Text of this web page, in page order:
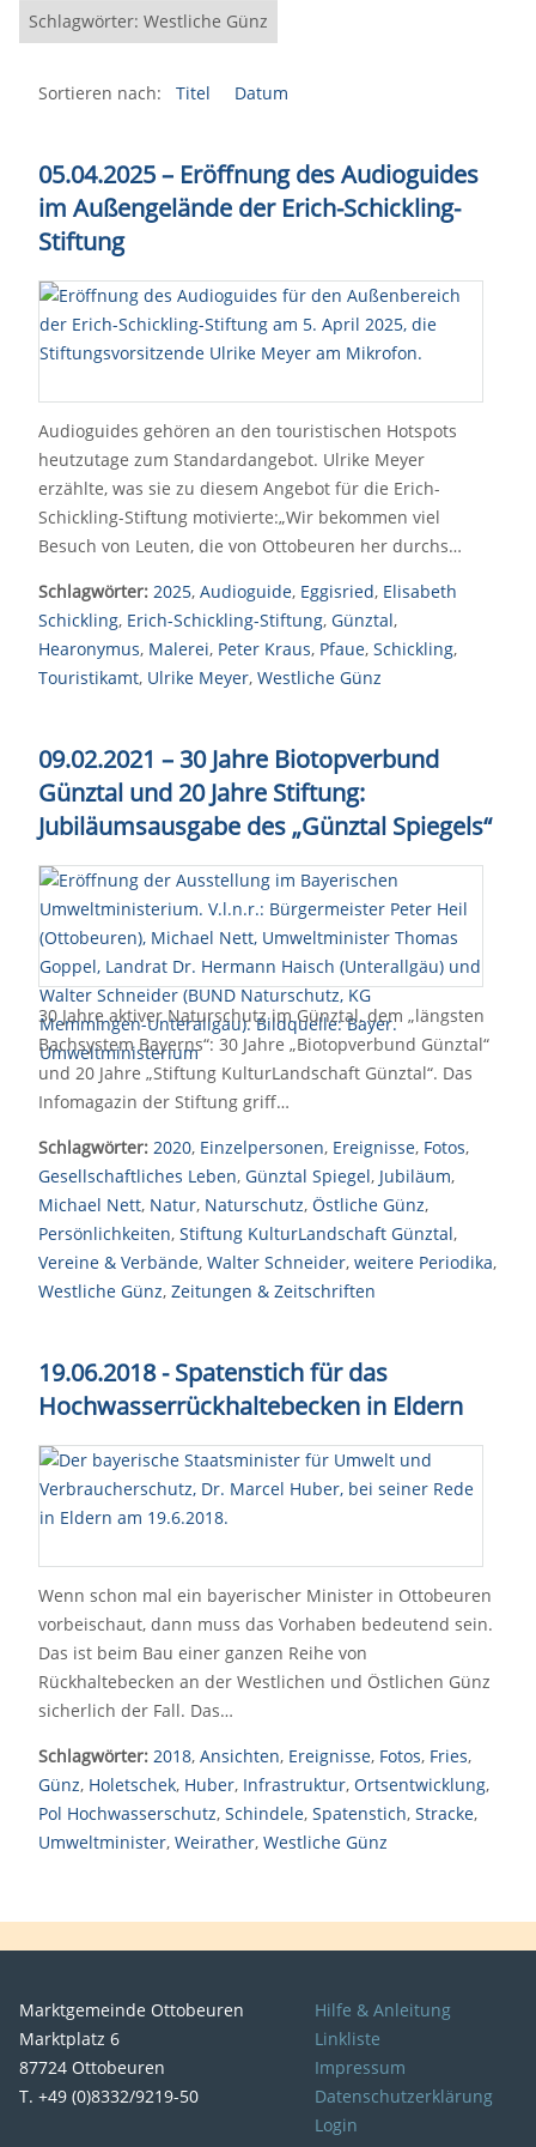
Schlagwörter: Westliche Günz
Sortieren nach: Titel Datum
05.04.2025 – Eröffnung des Audioguides
im Außengelände der Erich-Schickling-
Stiftung
Audioguides gehören an den touristischen Hotspots
heutzutage zum Standardangebot. Ulrike Meyer
erzählte, was sie zu diesem Angebot für die Erich-
Schickling-Stiftung motivierte:„Wir bekommen viel
Besuch von Leuten, die von Ottobeuren her durchs…
Schlagwörter: 2025, Audioguide, Eggisried, Elisabeth
Schickling, Erich-Schickling-Stiftung, Günztal,
Hearonymus, Malerei, Peter Kraus, Pfaue, Schickling,
Touristikamt, Ulrike Meyer, Westliche Günz
09.02.2021 – 30 Jahre Biotopverbund
Günztal und 20 Jahre Stiftung:
Jubiläumsausgabe des „Günztal Spiegels“
30 Jahre aktiver Naturschutz im Günztal, dem „längsten
Bachsystem Bayerns“: 30 Jahre „Biotopverbund Günztal“
und 20 Jahre „Stiftung KulturLandschaft Günztal“. Das
Infomagazin der Stiftung griff…
Schlagwörter: 2020, Einzelpersonen, Ereignisse, Fotos,
Gesellschaftliches Leben, Günztal Spiegel, Jubiläum,
Michael Nett, Natur, Naturschutz, Östliche Günz,
Persönlichkeiten, Stiftung KulturLandschaft Günztal,
Vereine & Verbände, Walter Schneider, weitere Periodika,
Westliche Günz, Zeitungen & Zeitschriften
19.06.2018 - Spatenstich für das
Hochwasserrückhaltebecken in Eldern
Wenn schon mal ein bayerischer Minister in Ottobeuren
vorbeischaut, dann muss das Vorhaben bedeutend sein.
Das ist beim Bau einer ganzen Reihe von
Rückhaltebecken an der Westlichen und Östlichen Günz
sicherlich der Fall. Das…
Schlagwörter: 2018, Ansichten, Ereignisse, Fotos, Fries,
Günz, Holetschek, Huber, Infrastruktur, Ortsentwicklung,
Pol Hochwasserschutz, Schindele, Spatenstich, Stracke,
Umweltminister, Weirather, Westliche Günz
Marktgemeinde Ottobeuren
Marktplatz 6
87724 Ottobeuren
T. +49 (0)8332/9219-50
Hilfe & Anleitung
Linkliste
Impressum
Datenschutzerklärung
Login